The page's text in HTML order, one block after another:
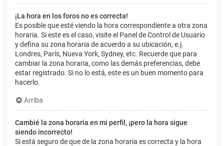
¡La hora en los foros no es correcta!
Es posible que esté viendo la hora correspondiente a otra zona
horaria. Si este es el caso, visite el Panel de Control de Usuario
y defina su zona horaria de acuerdo a su ubicación, e.j.
Londres, París, Nueva York, Sydney, etc. Recuerde que para
cambiar la zona horaria, como las demás preferencias, debe
estar registrado. Si no lo está, este es un buen momento para
hacerlo.
Arriba
Cambié la zona horaria en mi perfil, ¡pero la hora sigue
siendo incorrecto!
Si está seguro de que de la zona horaria es correcta y la hora